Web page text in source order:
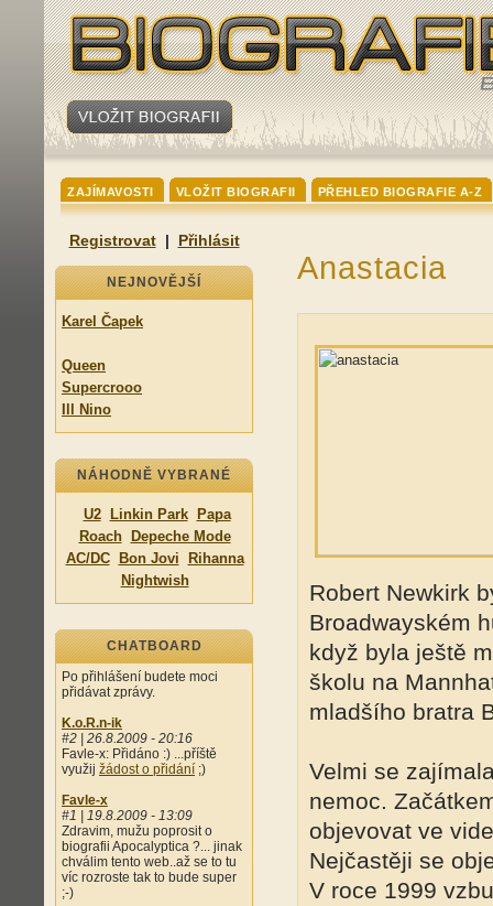
ZAJÍMAVOSTI VLOŽIT BIOGRAFII PŘEHLED BIOGRAFIE A-Z
Registrovat| Přihlásit
NEJNOVĚJŠÍ
Karel Čapek
Queen
Supercrooo
Ill Nino
NÁHODNĚ VYBRANÉ
U2 Linkin Park
Papa
Roach
Depeche Mode
AC/DC
Bon Jovi
Rihanna
Nightwish
CHATBOARD
Po přihlášení budete moci
přidávat zprávy.
K.o.R.n-ik
#2 | 26.8.2009 - 20:16
Favle-x: Přidáno :) ...příště
využij žádost o přidání ;)
Favle-x
#1 | 19.8.2009 - 13:09
Zdravim, mužu poprosit o
biografii Apocalyptica ?... jinak
chválim tento web..až se to tu
víc rozroste tak to bude super
;-)
Anastacia
Robert Newkirk
Broadwayském
když byla ještě
školu na
mladšího bratra
Velmi se
nemoc.
objevovat ve
Nejčastěji se
V roce 1999